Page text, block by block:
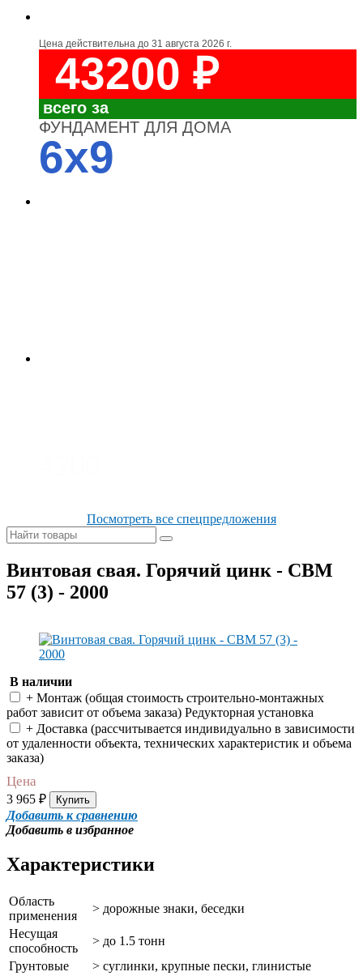
Цена действительна до 31 августа 2026 г.
43200 ₽
всего за
ФУНДАМЕНТ ДЛЯ ДОМА
6x9
Посмотреть все спецпредложения
Винтовая свая. Горячий цинк - СВМ
57 (3) - 2000
В наличии
+ Монтаж (общая cтоимость строительно-монтажных
работ зависит от объема заказа) Редукторная установка
+ Доставка (рассчитывается индивидуально в зависимости
от удаленности объекта, технических характеристик и объема
заказа)
Цена
3 965 ₽ Купить
Добавить к сравнению
Добавить в избранное
Характеристики
Область
применения
> дорожные знаки, беседки
Несущая
способность
> до 1.5 тонн
Грунтовые
> суглинки, крупные пески, глинистые